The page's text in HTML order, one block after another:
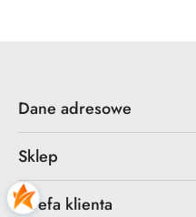
Dane adresowe
Sklep
Strefa klienta